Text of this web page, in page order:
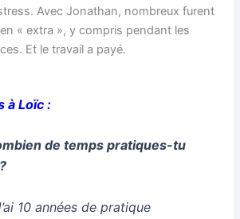
Avec Jonathan, nombreux furent
« extra », y compris pendant les
Et le travail a payé.
à Loïc :
de temps pratiques-tu
10 années de pratique